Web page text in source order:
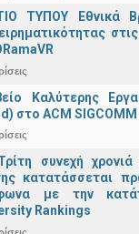
ΤΥΠΟΥ Εθνικά
Καλύτερης
στο ACM SIGCOMM
συνεχή
κατατάσσεται
με την
Rankings